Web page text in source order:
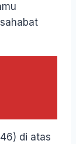
di atas